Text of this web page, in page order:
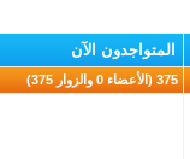
المتواجدون الآن
375 (الأعضاء 0 والزوار 375)